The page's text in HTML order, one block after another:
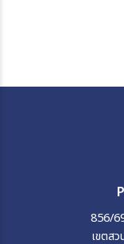
856/
เขตส